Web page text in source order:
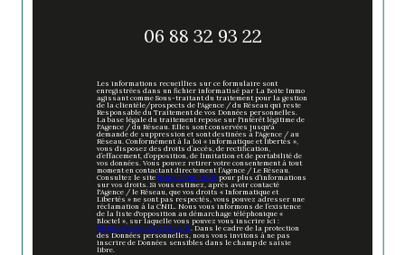
06 88 32 93 22
Les informations recueillies sur ce formulaire sont
enregistrées dans un fichier informatisé par La Boite Immo
agissant comme Sous-traitant du traitement pour la gestion
de la clientèle/prospects de l'Agence / du Réseau qui reste
Responsable du Traitement de vos Données personnelles.
La base légale du traitement repose sur l'intérêt légitime de
l'Agence / du Réseau. Elles sont conservées jusqu'à
demande de suppression et sont destinées à l'Agence / au
Réseau. Conformément à la loi « informatique et libertés »,
vous disposez des droits d’accès, de rectification,
d’effacement, d’opposition, de limitation et de portabilité de
vos données. Vous pouvez retirer votre consentement à tout
moment en contactant directement l’Agence / Le Réseau.
Consultez le sitehttps://cnil.fr/fr pour plus d’informations
sur vos droits. Si vous estimez, après avoir contacté
l'Agence / le Réseau, que vos droits « Informatique et
Libertés » ne sont pas respectés, vous pouvez adresser une
réclamation à la CNIL. Nous vous informons de l’existence
de la liste d'opposition au démarchage téléphonique «
Bloctel », sur laquelle vous pouvez vous inscrire ici :
https://www.bloctel.gouv.fr . Dans le cadre de la protection
des Données personnelles, nous vous invitons à ne pas
inscrire de Données sensibles dans le champ de saisie
libre.